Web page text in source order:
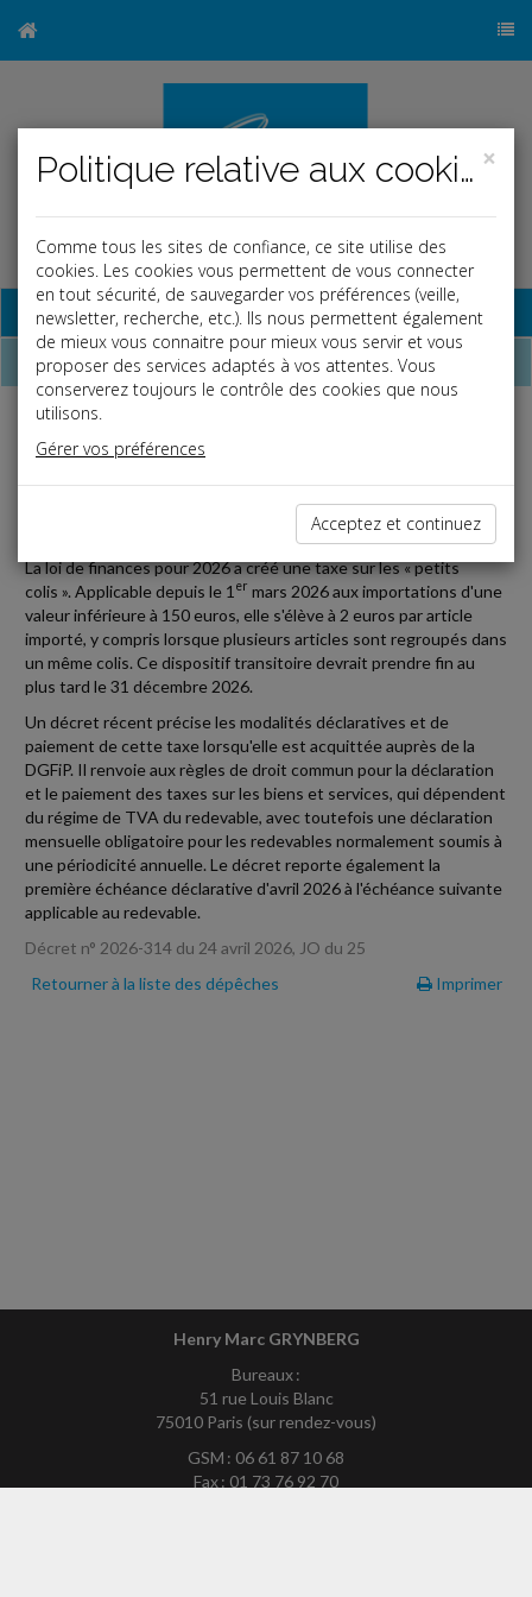
Base documentaire
Dépêches
Fiscal TPE
Date: 2026-05-28
La loi de finances pour 2026 a créé une taxe sur les « petits
colis ». Applicable depuis le 1 er mars 2026 aux importations d'une
valeur inférieure à 150 euros, elle s'élève à 2 euros par article
importé, y compris lorsque plusieurs articles sont regroupés dans
un même colis. Ce dispositif transitoire devrait prendre fin au
plus tard le 31 décembre 2026.
Un décret récent précise les modalités déclaratives et de
paiement de cette taxe lorsqu'elle est acquittée auprès de la
DGFiP. Il renvoie aux règles de droit commun pour la déclaration
et le paiement des taxes sur les biens et services, qui dépendent
du régime de TVA du redevable, avec toutefois une déclaration
mensuelle obligatoire pour les redevables normalement soumis à
une périodicité annuelle. Le décret reporte également la
première échéance déclarative d'avril 2026 à l'échéance suivante
applicable au redevable.
Décret n° 2026-314 du 24 avril 2026, JO du 25
Retourner à la liste des dépêches
Imprimer
Henry Marc GRYNBERG
Bureaux :
51 rue Louis Blanc
75010 Paris (sur rendez-vous)
GSM : 06 61 87 10 68
Fax : 01 73 76 92 70
×
Politique relative aux cookies
Comme tous les sites de confiance, ce site utilise des
cookies. Les cookies vous permettent de vous connecter
en tout sécurité, de sauvegarder vos préférences (veille,
newsletter, recherche, etc.). Ils nous permettent également
de mieux vous connaitre pour mieux vous servir et vous
proposer des services adaptés à vos attentes. Vous
conserverez toujours le contrôle des cookies que nous
utilisons.
Gérer vos préférences
Acceptez et continuez